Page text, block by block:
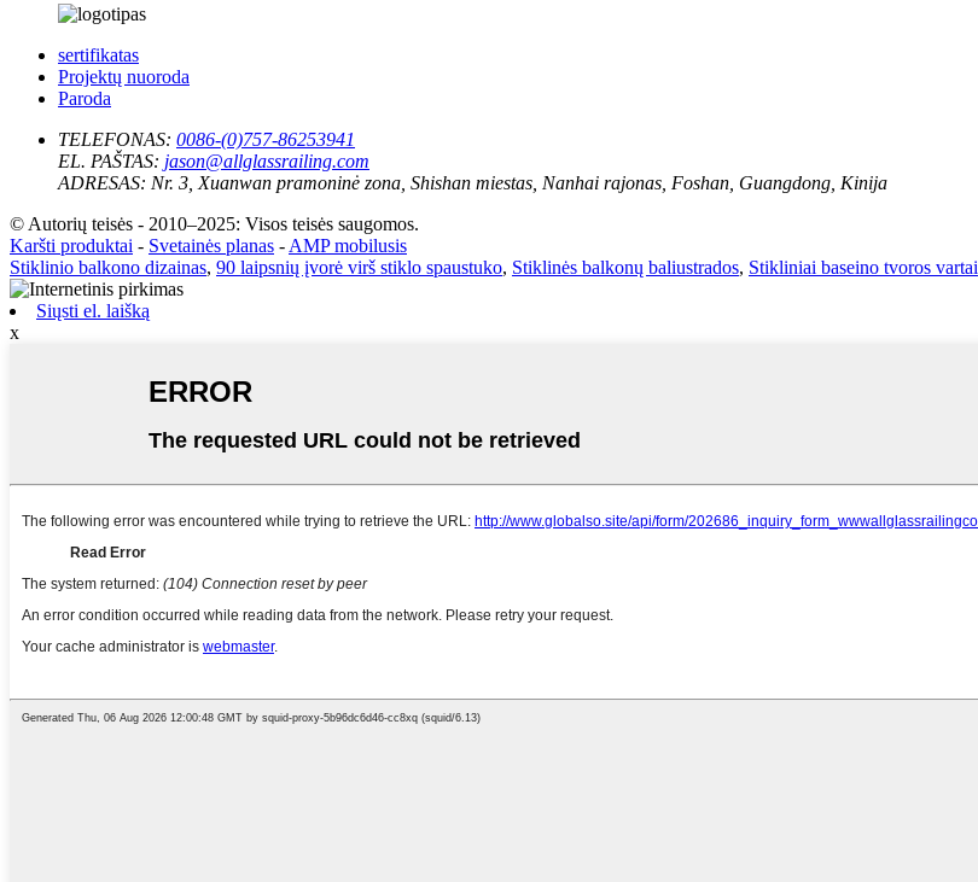
sertifikatas
Projektų nuoroda
Paroda
TELEFONAS: 0086-(0)757-86253941
EL. PAŠTAS: jason@allglassrailing.com
ADRESAS: Nr. 3, Xuanwan pramoninė zona, Shishan miestas, Nanhai rajonas, Foshan, Guangdong, Kinija
© Autorių teisės - 2010–2025: Visos teisės saugomos.
Karšti produktai - Svetainės planas - AMP mobilusis
Stiklinio balkono dizainas, 90 laipsnių įvorė virš stiklo spaustuko, Stiklinės balkonų baliustrados, Stikliniai baseino tvoros vartai
Siųsti el. laišką
x